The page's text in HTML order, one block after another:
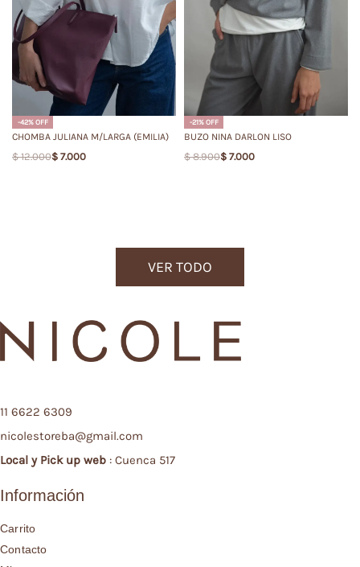
-42% OFF
CHOMBA JULIANA M/LARGA (EMILIA)
$12.000$ 7.000
-21% OFF
BUZO NINA DARLON LISO
$8.900$ 7.000
VER TODO
11 6622 6309
nicolestoreba@gmail.com
Local y Pick up web : Cuenca 517
Información
Carrito
Contacto